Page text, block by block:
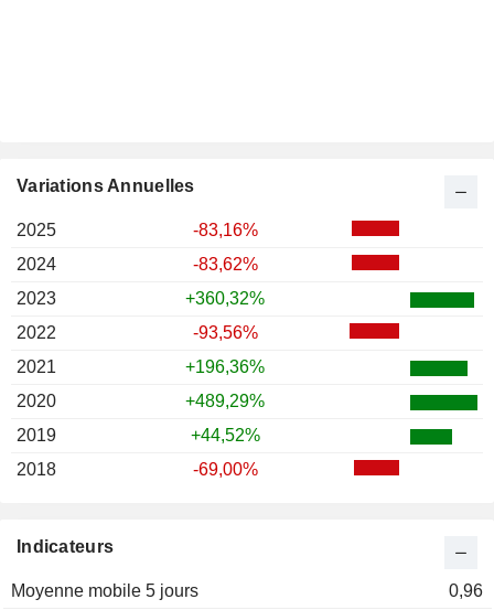
Indicateurs
Moyenne mobile 5 jours
0,96
Variations Annuelles
2025
-83,16%
2024
-83,62%
2023
+360,32%
2022
-93,56%
2021
+196,36%
2020
+489,29%
2019
+44,52%
2018
-69,00%